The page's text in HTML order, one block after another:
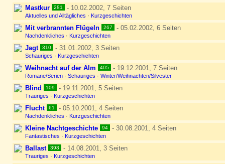
Mastkur 281 - 10.02.2002, 7 Seiten
Aktuelles und Alltägliches · Kurzgeschichten
Mit verbrannten Flügeln 267 - 05.02.2002, 6 Seiten
Nachdenkliches · Kurzgeschichten
Jagt 310 - 31.01.2002, 3 Seiten
Schauriges · Kurzgeschichten
Weihnacht auf der Alm 405 - 19.12.2001, 7 Seiten
Romane/Serien · Schauriges · Winter/Weihnachten/Silvester
Blind 109 - 19.11.2001, 5 Seiten
Trauriges · Kurzgeschichten
Flucht 61 - 05.10.2001, 4 Seiten
Nachdenkliches · Kurzgeschichten
Kleine Nachtgeschichte 94 - 30.08.2001, 4 Seiten
Fantastisches · Kurzgeschichten
Ballast 398 - 14.08.2001, 3 Seiten
Trauriges · Kurzgeschichten